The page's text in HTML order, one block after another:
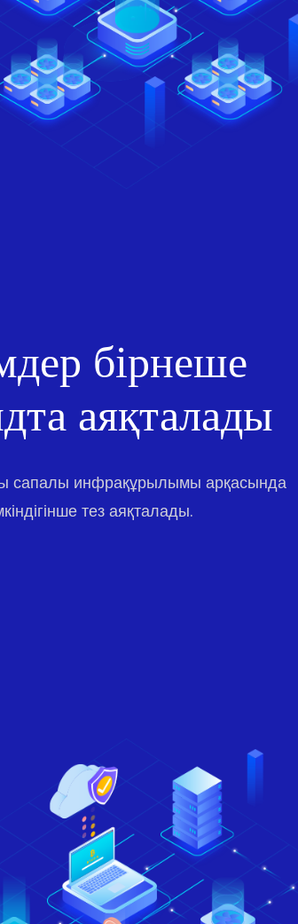
бірнеше
аяқталады
сапалы инфрақұрылымы арқасында
тез аяқталады.